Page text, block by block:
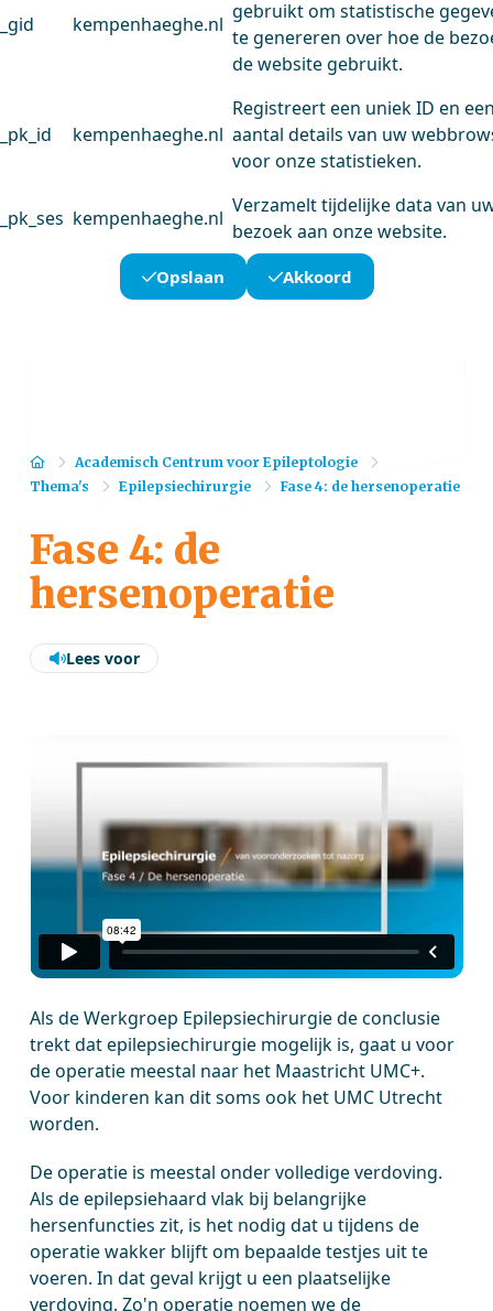
_gid kempenhaeghe.nl
gebruikt om statistische
te genereren over hoe de
de website gebruikt.
_pk_id kempenhaeghe.nl
Registreert een uniek ID en
aantal details van uw
voor onze statistieken.
_pk_ses kempenhaeghe.nl
Verzamelt tijdelijke data van
bezoek aan onze website.
Opslaan Akkoord
HomeAcademisch Centrum voor Epileptologie
Thema's
Epilepsiechirurgie Fase 4: de hersenoperatie
Fase 4: de
hersenoperatie
Lees voor
Als de Werkgroep Epilepsiechirurgie de conclusie
trekt dat epilepsiechirurgie mogelijk is, gaat u voor
de operatie meestal naar het Maastricht UMC+.
Voor kinderen kan dit soms ook het UMC Utrecht
worden.
De operatie is meestal onder volledige verdoving.
Als de epilepsiehaard vlak bij belangrijke
hersenfuncties zit, is het nodig dat u tijdens de
operatie wakker blijft om bepaalde testjes uit te
voeren. In dat geval krijgt u een plaatselijke
verdoving. Zo'n operatie noemen we de